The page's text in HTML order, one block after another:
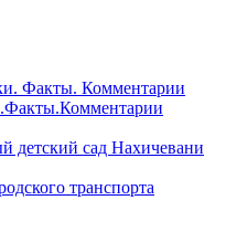
Факты. Комментарии
детский сад Нахичевани
транспорта